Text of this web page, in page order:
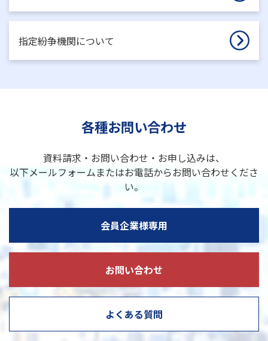
指定紛争機関について
各種お問い合わせ
資料請求・お問い合わせ・お申し込みは、
以下メールフォームまたはお電話からお問い合わせくださ
い。
会員企業様専用
お問い合わせ
よくある質問